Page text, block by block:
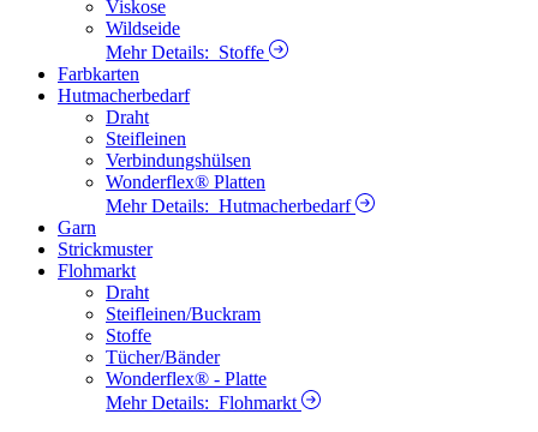
Viskose
Wildseide
Mehr Details: Stoffe
Farbkarten
Hutmacherbedarf
Draht
Steifleinen
Verbindungshülsen
Wonderflex® Platten
Mehr Details: Hutmacherbedarf
Garn
Strickmuster
Flohmarkt
Draht
Steifleinen/Buckram
Stoffe
Tücher/Bänder
Wonderflex® - Platte
Mehr Details: Flohmarkt